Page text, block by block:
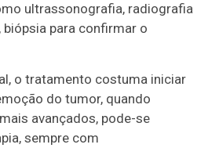
ultrassonografia, radiografia
para confirmar o
o tratamento costuma iniciar
do tumor, quando
avançados, pode-se
sempre com